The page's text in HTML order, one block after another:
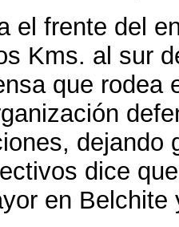
el frente del
Kms. al sur
que rodea
dejando
dice
en